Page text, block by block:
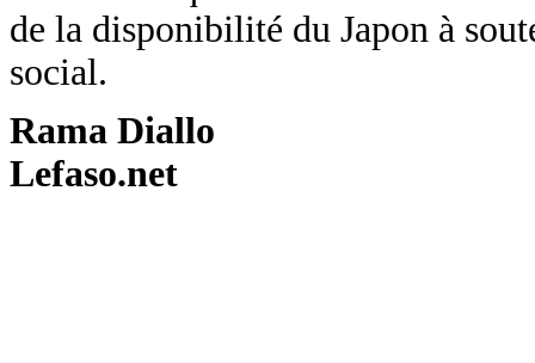
de la disponibilité du Japon à
social.
Rama Diallo
Lefaso.net